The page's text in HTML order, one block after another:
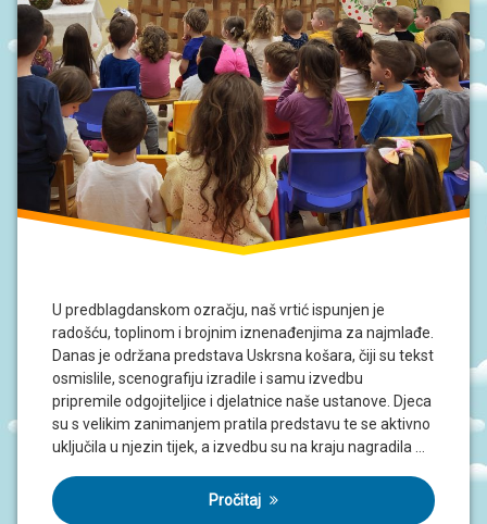
U predblagdanskom ozračju, naš vrtić ispunjen je
radošću, toplinom i brojnim iznenađenjima za najmlađe.
Danas je održana predstava Uskrsna košara, čiji su tekst
osmislile, scenografiju izradile i samu izvedbu
pripremile odgojiteljice i djelatnice naše ustanove. Djeca
su s velikim zanimanjem pratila predstavu te se aktivno
uključila u njezin tijek, a izvedbu su na kraju nagradila …
Pročitaj